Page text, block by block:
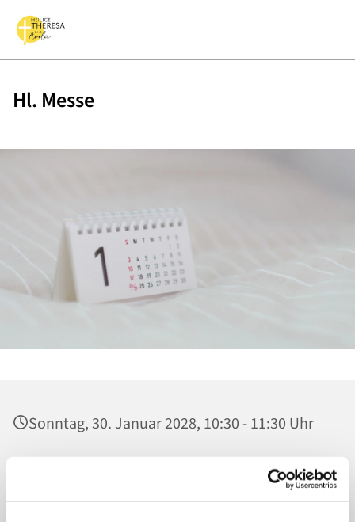
Hl. Messe
Sonntag, 30. Januar 2028, 10:30 - 11:30 Uhr
Ss. Corpus Christi, Kirche, Conrad-Blenkle-